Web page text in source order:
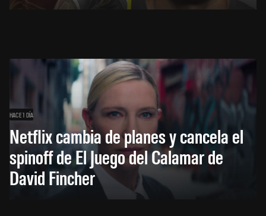
HACE 1 DÍA
Netflix cambia de planes y cancela el
spinoff de El Juego del Calamar de
David Fincher